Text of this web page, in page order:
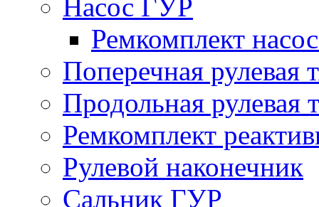
Насос ГУР
Ремкомплект
Поперечная рулевая
Продольная рулевая
Ремкомплект
Рулевой наконечник
Сальник ГУР